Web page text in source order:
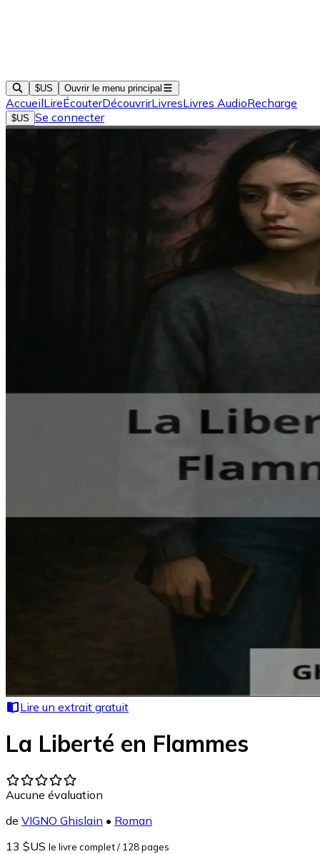
$US Ouvrir le menu principal
AccueilLireÉcouterDécouvrirLivresLivres AudioRecharge
$US Se connecter
Lire un extrait gratuit
La Liberté en Flammes
Aucune évaluation
de VIGNO Ghislain • Roman
13 $US le livre complet/ 128 pages